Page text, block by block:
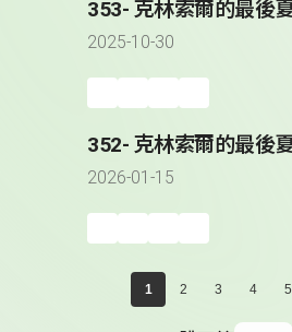
353- 克林索爾的最後
2025-10-30
352- 克林索爾的最後
2026-01-15
1 2 3 4 5